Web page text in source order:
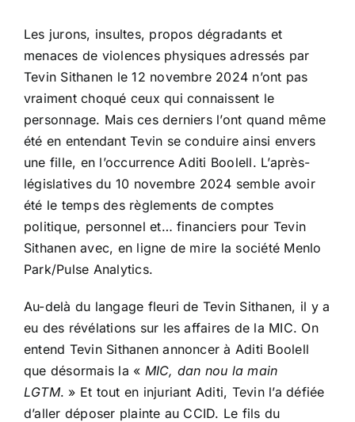
Les jurons, insultes, propos dégradants et
menaces de violences physiques adressés par
Tevin Sithanen le 12 novembre 2024 n’ont pas
vraiment choqué ceux qui connaissent le
personnage. Mais ces derniers l’ont quand même
été en entendant Tevin se conduire ainsi envers
une fille, en l’occurrence Aditi Boolell. L’après-
législatives du 10 novembre 2024 semble avoir
été le temps des règlements de comptes
politique, personnel et… financiers pour Tevin
Sithanen avec, en ligne de mire la société Menlo
Park/Pulse Analytics.
Au-delà du langage fleuri de Tevin Sithanen, il y a
eu des révélations sur les affaires de la MIC. On
entend Tevin Sithanen annoncer à Aditi Boolell
que désormais la « MIC, dan nou la main
LGTM. » Et tout en injuriant Aditi, Tevin l’a défiée
d’aller déposer plainte au CCID. Le fils du